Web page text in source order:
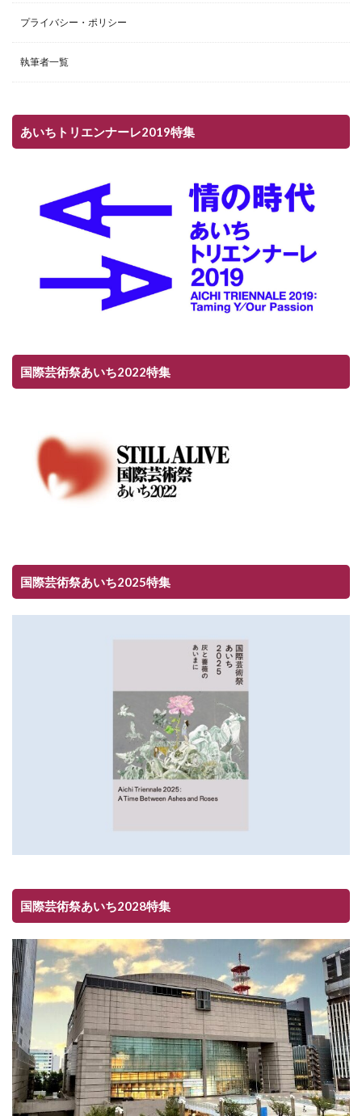
プライバシー・ポリシー
執筆者一覧
あいちトリエンナーレ2019特集
国際芸術祭あいち2022特集
国際芸術祭あいち2025特集
国際芸術祭あいち2028特集